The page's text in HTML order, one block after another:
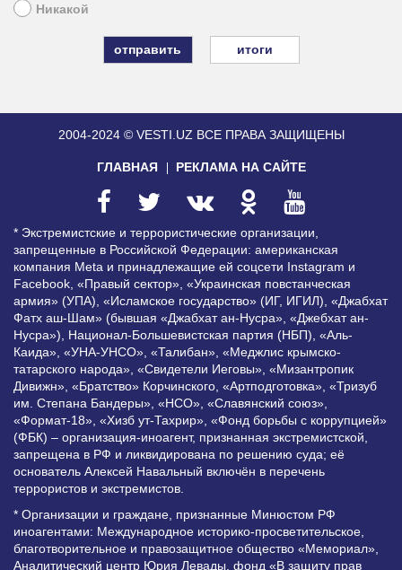
Никакой
итоги
2004-2024 © VESTI.UZ ВСЕ ПРАВА ЗАЩИЩЕНЫ
ГЛАВНАЯ РЕКЛАМА НА САЙТЕ
* Экстремистские и террористические организации,
запрещенные в Российской Федерации: американская
компания Meta и принадлежащие ей соцсети Instagram и
Facebook, «Правый сектор», «Украинская повстанческая
армия» (УПА), «Исламское государство» (ИГ, ИГИЛ), «Джабхат
Фатх аш-Шам» (бывшая «Джабхат ан-Нусра», «Джебхат ан-
Нусра»), Национал-Большевистская партия (НБП), «Аль-
Каида», «УНА-УНСО», «Талибан», «Меджлис крымско-
татарского народа», «Свидетели Иеговы», «Мизантропик
Дивижн», «Братство» Корчинского, «Артподготовка», «Тризуб
им. Степана Бандеры», «НСО», «Славянский союз»,
«Формат-18», «Хизб ут-Тахрир», «Фонд борьбы с коррупцией»
(ФБК) – организация-иноагент, признанная экстремистской,
запрещена в РФ и ликвидирована по решению суда; её
основатель Алексей Навальный включён в перечень
террористов и экстремистов.
* Организации и граждане, признанные Минюстом РФ
иноагентами: Международное историко-просветительское,
благотворительное и правозащитное общество «Мемориал»,
Аналитический центр Юрия Левады, фонд «В защиту прав